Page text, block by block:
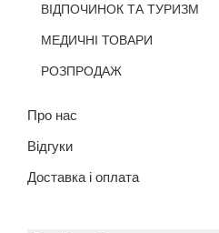
ВІДПОЧИНОК ТА ТУРИЗМ
МЕДИЧНІ ТОВАРИ
РОЗПРОДАЖ
Про нас
Відгуки
Доставка і оплата